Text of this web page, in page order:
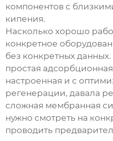
компонентов с
кипения.
Насколько хорошо
конкретное
без конкретных
простая
настроенная и с
регенерации, давала
сложная мембранная
нужно смотреть на
проводить